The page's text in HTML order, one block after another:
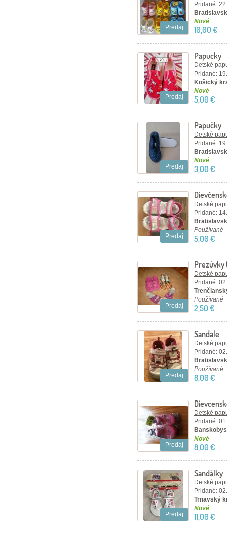
Predaj
Pridané:
Nové
10,00 €
Predaj
Papucky
Detské
Pridané:
Košický
Nové
5,00 €
Predaj
Papučky
Detské
Pridané:
Nové
3,00 €
Predaj
Detské
Pridané:
Používané
5,00 €
Predaj
Prezúvky
Detské
Pridané:
Používané
2,50 €
Predaj
Sandale
Detské
Pridané:
Používané
8,00 €
Predaj
Detské
Pridané:
Nové
8,00 €
Predaj
Sandálky
Detské
Pridané:
Trnavský
Nové
11,00 €